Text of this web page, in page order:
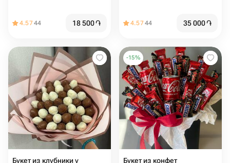
4.5744 18 500֏ 4.5744 35 000֏
Букет из клубники у
-15%
Букет из конфет